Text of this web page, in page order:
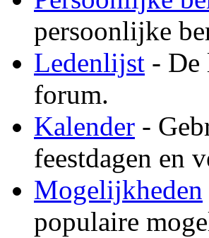
persoonlijke
Ledenlijst - De
forum.
Kalender -
feestdagen en
Mogelijkheden
populaire